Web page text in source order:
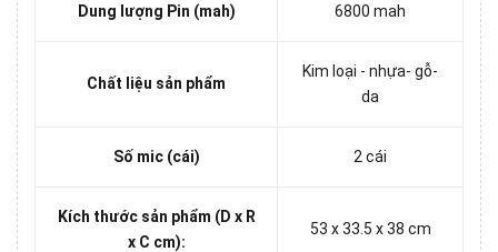
Dung lượng Pin (mah) 6800 mah
Chất liệu sản phẩm
Kim loại - nhựa- gỗ-
da
Số mic (cái) 2 cái
Kích thước sản phẩm (D x R
x C cm):
53 x 33.5 x 38 cm